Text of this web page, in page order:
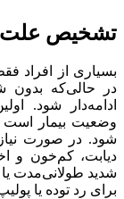
تشخیص علت
بسیاری از افراد
در حالی‌که بدون
ادامه‌دار شود.
وضعیت بیمار است
شود. در صورت
دیابت، کم‌خون و
شدید طولانی‌مدت یا
برای رد توده یا